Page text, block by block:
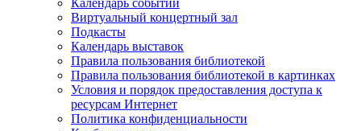
Календарь событий
Виртуальный концертный зал
Подкасты
Календарь выставок
Правила пользования библиотекой
Правила пользования библиотекой в картинках
Условия и порядок предоставления доступа к
ресурсам Интернет
Политика конфиденциальности